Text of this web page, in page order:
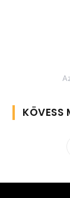
KÖVESS